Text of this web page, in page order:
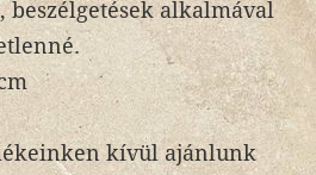
beszélgetések alkalmával
kívül ajánlunk